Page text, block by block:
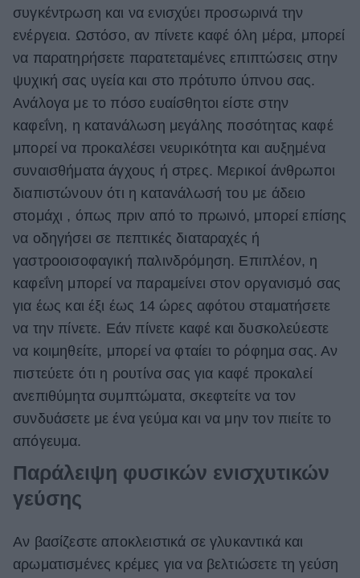
συγκέντρωση και να ενισχύει προσωρινά την
ενέργεια. Ωστόσο, αν πίνετε καφέ όλη μέρα, μπορεί
να παρατηρήσετε παρατεταμένες επιπτώσεις στην
ψυχική σας υγεία και στο πρότυπο ύπνου σας.
Ανάλογα με το πόσο ευαίσθητοι είστε στην
καφεΐνη, η κατανάλωση μεγάλης ποσότητας καφέ
μπορεί να προκαλέσει νευρικότητα και αυξημένα
συναισθήματα άγχους ή στρες. Μερικοί άνθρωποι
διαπιστώνουν ότι η κατανάλωσή του με άδειο
στομάχι , όπως πριν από το πρωινό, μπορεί επίσης
να οδηγήσει σε πεπτικές διαταραχές ή
γαστροοισοφαγική παλινδρόμηση. Επιπλέον, η
καφεΐνη μπορεί να παραμείνει στον οργανισμό σας
για έως και έξι έως 14 ώρες αφότου σταματήσετε
να την πίνετε. Εάν πίνετε καφέ και δυσκολεύεστε
να κοιμηθείτε, μπορεί να φταίει το ρόφημα σας. Αν
πιστεύετε ότι η ρουτίνα σας για καφέ προκαλεί
ανεπιθύμητα συμπτώματα, σκεφτείτε να τον
συνδυάσετε με ένα γεύμα και να μην τον πιείτε το
απόγευμα.
Παράλειψη φυσικών ενισχυτικών
γεύσης
Αν βασίζεστε αποκλειστικά σε γλυκαντικά και
αρωματισμένες κρέμες για να βελτιώσετε τη γεύση